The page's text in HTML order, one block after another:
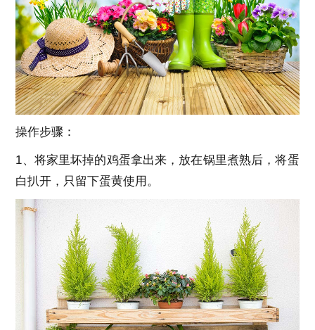
操作步骤：
1、将家里坏掉的鸡蛋拿出来，放在锅里煮熟后，将蛋
白扒开，只留下蛋黄使用。